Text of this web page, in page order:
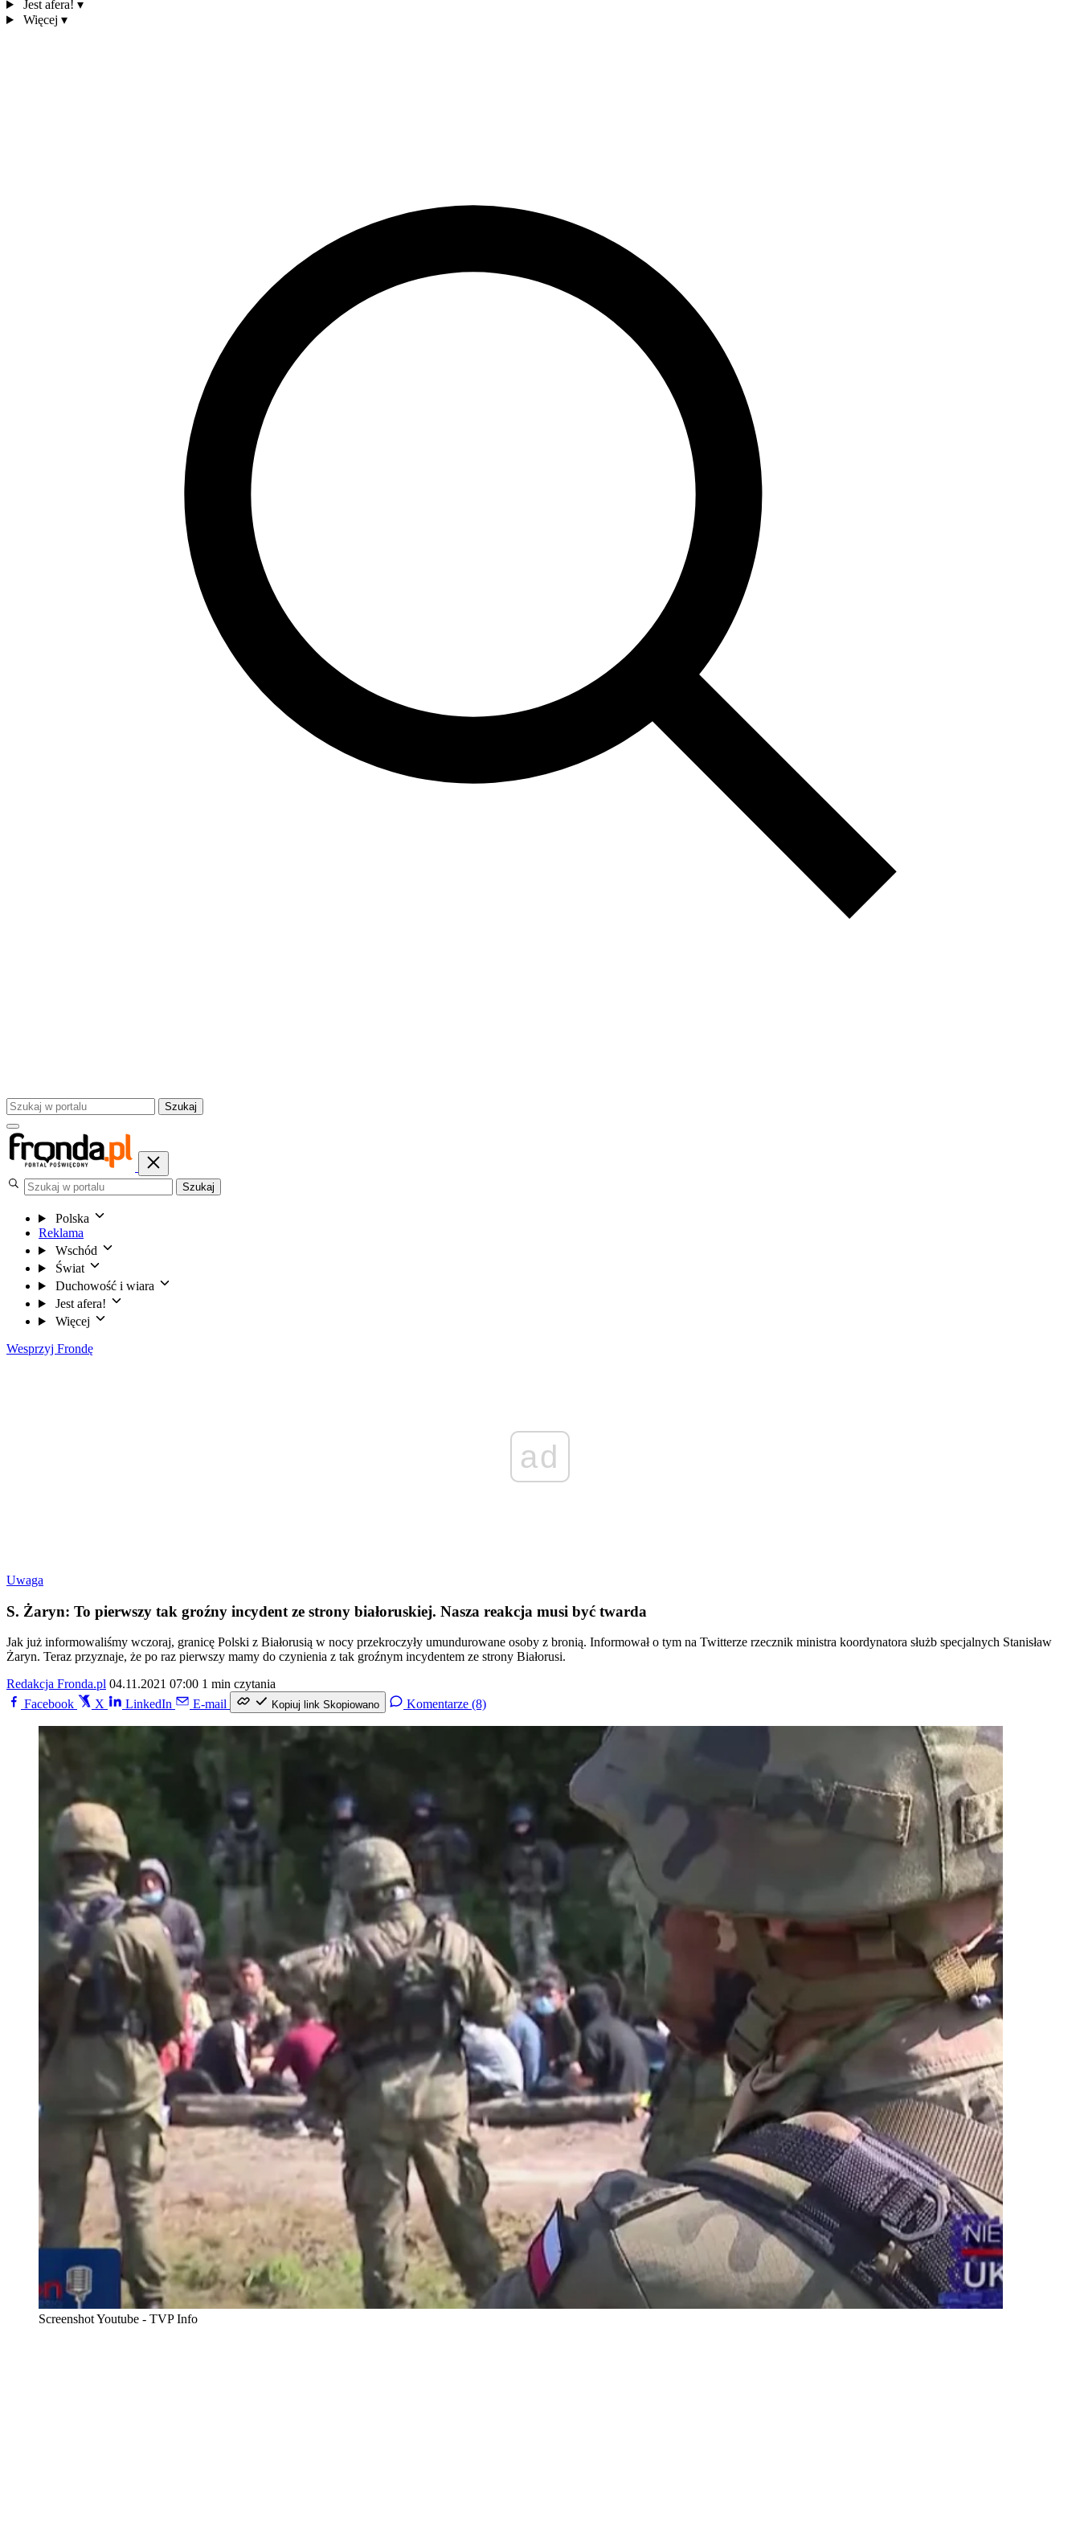
Jest afera! ▾
Więcej ▾
Szukaj
Szukaj
Polska
Reklama
Wschód
Świat
Duchowość i wiara
Jest afera!
Więcej
Wesprzyj Frondę
ad
Uwaga
S. Żaryn: To pierwszy tak groźny incydent ze strony białoruskiej. Nasza reakcja musi być twarda
Jak już informowaliśmy wczoraj, granicę Polski z Białorusią w nocy przekroczyły umundurowane osoby z bronią. Informował o tym na Twitterze rzecznik ministra koordynatora służb specjalnych Stanisław
Żaryn. Teraz przyznaje, że po raz pierwszy mamy do czynienia z tak groźnym incydentem ze strony Białorusi.
Redakcja Fronda.pl 04.11.2021 07:00 1 min czytania
Facebook
X LinkedIn E-mail Kopiuj link Skopiowano Komentarze (8)
Screenshot Youtube - TVP Info